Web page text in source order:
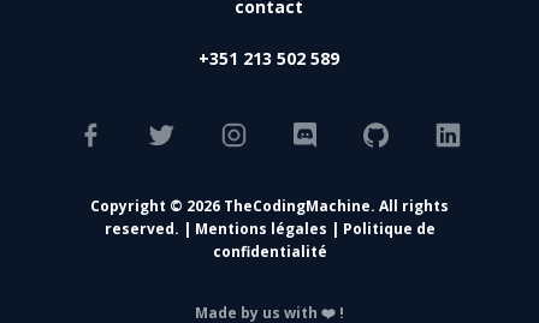
contact
+351 213 502 589
Copyright © 2026 TheCodingMachine. All rights
reserved. | Mentions légales | Politique de
confidentialité
Made by us with ❤️ !